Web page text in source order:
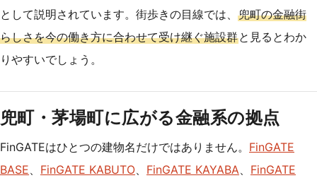
として説明されています。街歩きの目線では、 兜町の金融街
らしさを今の働き方に合わせて受け継ぐ施設群と見るとわか
りやすいでしょう。
兜町・茅場町に広がる金融系の拠点
FinGATEはひとつの建物名だけではありません。 FinGATE
BASE、 FinGATE KABUTO、 FinGATE KAYABA、 FinGATE